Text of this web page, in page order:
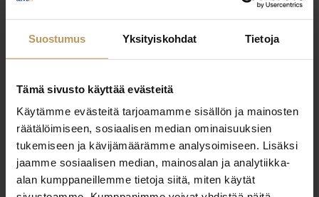
Suostumus Yksityiskohdat Tietoja
Tämä sivusto käyttää evästeitä
Käytämme evästeitä tarjoamamme sisällön ja mainosten
räätälöimiseen, sosiaalisen median ominaisuuksien
tukemiseen ja kävijämäärämme analysoimiseen. Lisäksi
jaamme sosiaalisen median, mainosalan ja analytiikka-
alan kumppaneillemme tietoja siitä, miten käytät
"*" näyttää pakolliset kentät